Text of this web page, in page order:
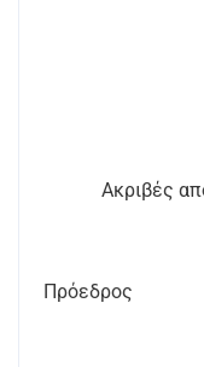
Ακριβές
Πρόεδρος